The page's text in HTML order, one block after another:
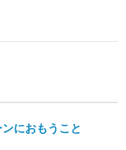
におもうこと